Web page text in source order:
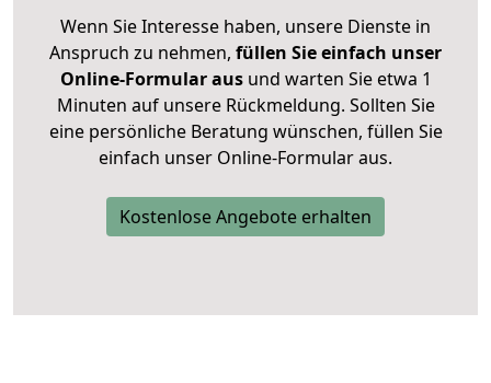
Wenn Sie Interesse haben, unsere Dienste in
Anspruch zu nehmen, füllen Sie einfach unser
Online-Formular ausund warten Sie etwa 1
Minuten auf unsere Rückmeldung. Sollten Sie
eine persönliche Beratung wünschen, füllen Sie
einfach unser Online-Formular aus.
Kostenlose Angebote erhalten